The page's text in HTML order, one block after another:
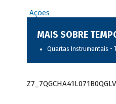
Ações
MAIS SOBRE
Quartas Instrumentais -